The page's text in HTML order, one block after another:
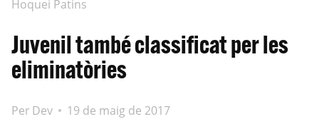
Hoquei Patins
Juvenil també classificat per les
eliminatòries
Per Dev
19 de maig de 2017